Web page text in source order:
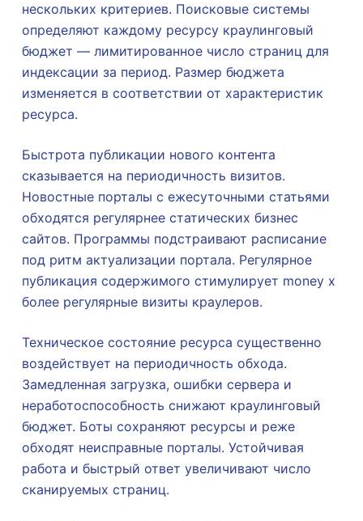
нескольких критериев. Поисковые системы
определяют каждому ресурсу краулинговый
бюджет — лимитированное число страниц для
индексации за период. Размер бюджета
изменяется в соответствии от характеристик
ресурса.
Быстрота публикации нового контента
сказывается на периодичность визитов.
Новостные порталы с ежесуточными статьями
обходятся регулярнее статических бизнес
сайтов. Программы подстраивают расписание
под ритм актуализации портала. Регулярное
публикация содержимого стимулирует money x
более регулярные визиты краулеров.
Техническое состояние ресурса существенно
воздействует на периодичность обхода.
Замедленная загрузка, ошибки сервера и
неработоспособность снижают краулинговый
бюджет. Боты сохраняют ресурсы и реже
обходят неисправные порталы. Устойчивая
работа и быстрый ответ увеличивают число
сканируемых страниц.